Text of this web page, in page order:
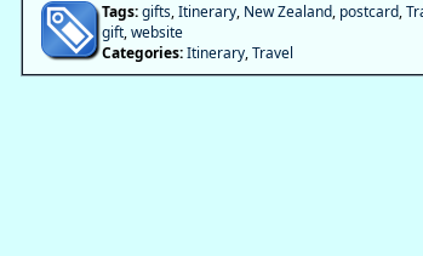
Tags:gifts,Itinerary, New Zealand, postcard,
gift,website
Categories: Itinerary,Travel